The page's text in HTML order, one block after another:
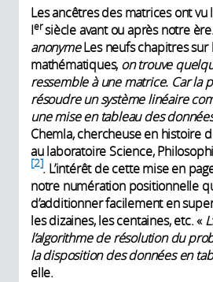
Les ancêtres des matrices ont vu
Iersiècle avant ou après notre
anonymeLes neufs chapitres
mathématiques, on trouve
ressemble à une matrice. Car la
résoudre un système linéaire
une mise en tableau des
Chemla, chercheuse en histoire
au laboratoire Science,
2 . L’intérêt de cette mise en
notre numération positionnelle
d’additionner facilement en
les dizaines, les centaines, etc. «
l’algorithme de résolution du
la disposition des données en
elle.